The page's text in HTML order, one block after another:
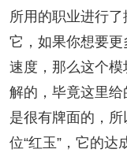
所用的职业进行
它，如果你想要
速度，那么这个
解的，毕竟这里
是很有牌面的，
位“红玉”，它的达